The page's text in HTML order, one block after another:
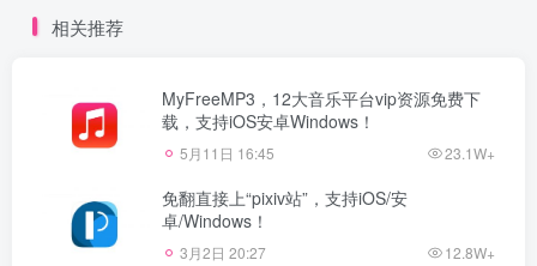
相关推荐
MyFreeMP3，12大音乐平台vip资源免费下
载，支持iOS安卓Windows！
5月11日 16:45 23.1W+
免翻直接上“pixiv站”，支持iOS/安
卓/Windows！
3月2日 20:27 12.8W+